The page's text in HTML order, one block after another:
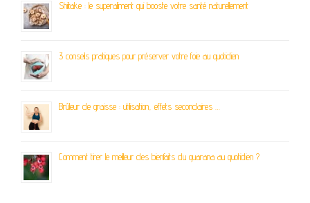
Shiitake : le superaliment qui booste votre santé naturellement
3 conseils pratiques pour préserver votre foie au quotidien
Brûleur de graisse : utilisation, effets secondaires …
Comment tirer le meilleur des bienfaits du guarana au quotidien ?